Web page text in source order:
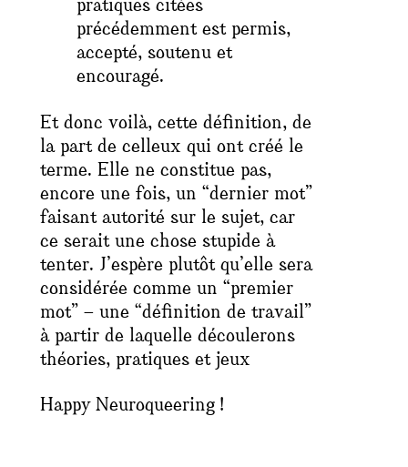
pratiques citées
précédemment est permis,
accepté, soutenu et
encouragé.
Et donc voilà, cette définition, de
la part de celleux qui ont créé le
terme. Elle ne constitue pas,
encore une fois, un “dernier mot”
faisant autorité sur le sujet, car
ce serait une chose stupide à
tenter. J’espère plutôt qu’elle sera
considérée comme un “premier
mot” – une “définition de travail”
à partir de laquelle découlerons
théories, pratiques et jeux
Happy Neuroqueering !